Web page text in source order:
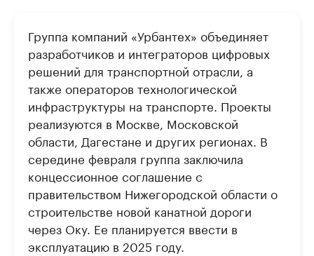
Группа компаний «Урбантех» объединяет
разработчиков и интеграторов цифровых
решений для транспортной отрасли, а
также операторов технологической
инфраструктуры на транспорте. Проекты
реализуются в Москве, Московской
области, Дагестане и других регионах. В
середине февраля группа заключила
концессионное соглашение с
правительством Нижегородской области о
строительстве новой канатной дороги
через Оку. Ее планируется ввести в
эксплуатацию в 2025 году.